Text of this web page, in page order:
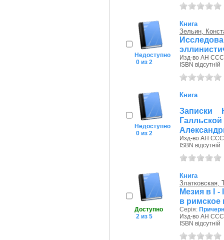
Недоступно
0 из 2
Книга
Зельин,
Изд-во АН
ISBN відсутній
Недоступно
0 из 2
Книга
Записки
Изд-во АН
ISBN відсутній
Доступно
2 из 5
Книга
Златковская,
Мезия в І
в римское
Серія:
Изд-во АН
ISBN відсутній